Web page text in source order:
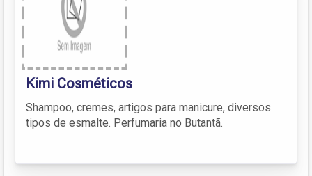
Kimi Cosméticos
Shampoo, cremes, artigos para manicure, diversos
tipos de esmalte. Perfumaria no Butantã.